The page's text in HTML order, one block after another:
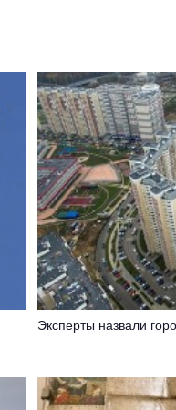
Эксперты назвали